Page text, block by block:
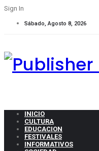
Sign In
Sábado, Agosto 8, 2026
INICIO
CULTURA
EDUCACION
FESTIVALES
INFORMATIVOS